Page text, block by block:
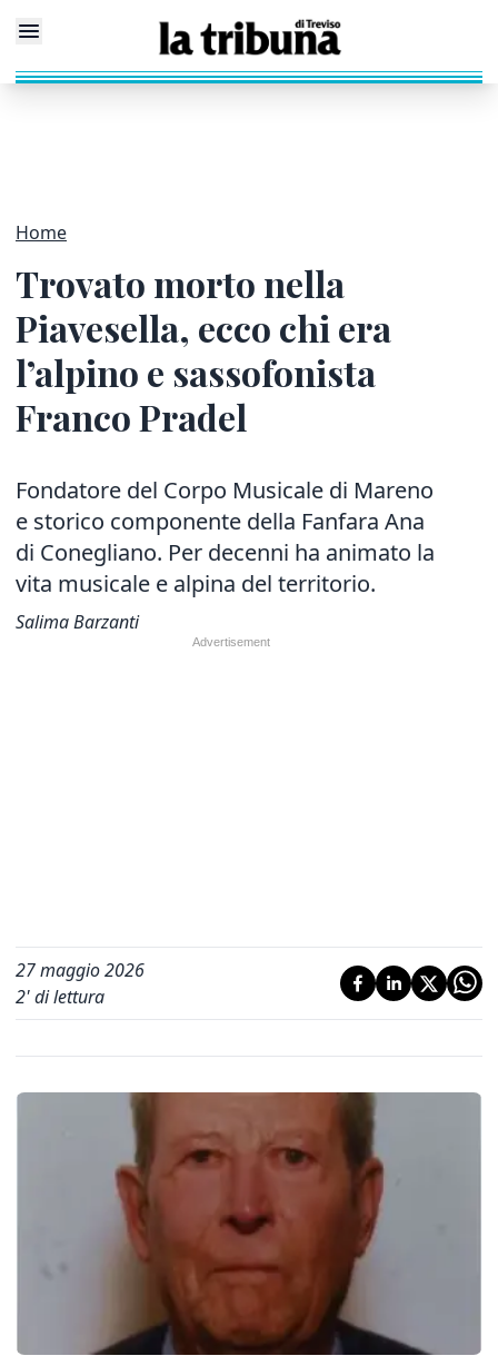
Home
Trovato morto nella
Piavesella, ecco chi era
l’alpino e sassofonista
Franco Pradel
Fondatore del Corpo Musicale di Mareno
e storico componente della Fanfara Ana
di Conegliano. Per decenni ha animato la
vita musicale e alpina del territorio.
Salima Barzanti
27 maggio 2026
2' di lettura